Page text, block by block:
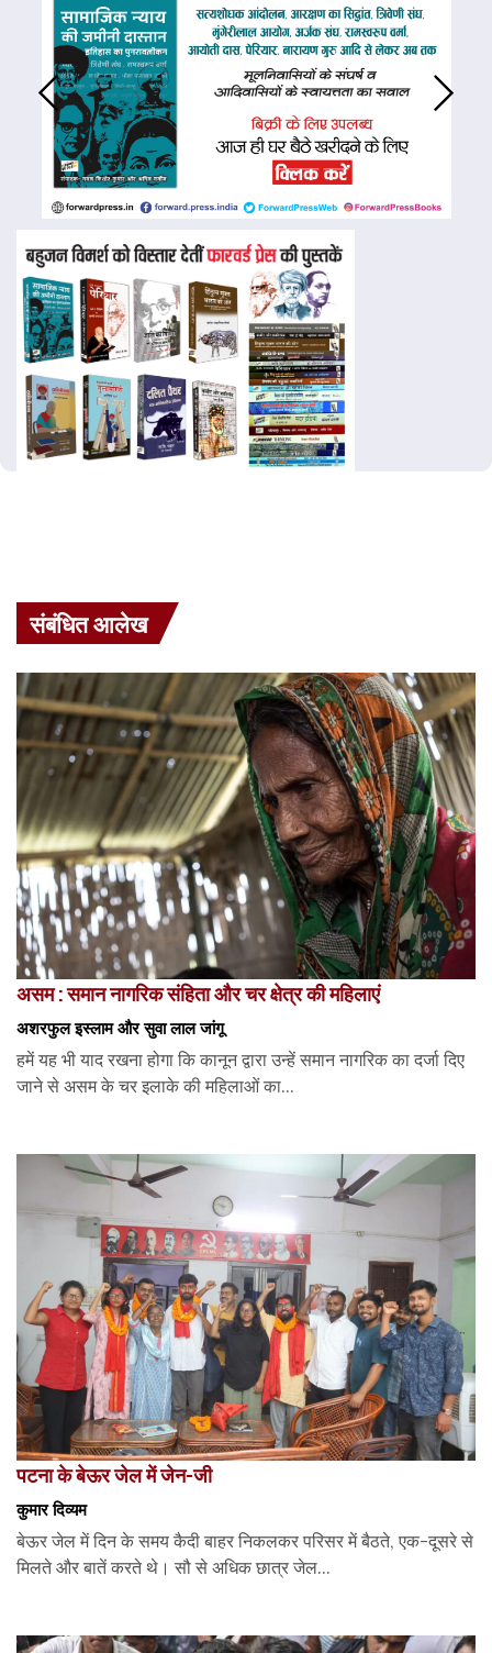
संबंधित आलेख
असम : समान नागरिक संहिता और चर क्षेत्र की महिलाएं
अशरफुल इस्लाम और सुवा लाल जांगू
हमें यह भी याद रखना होगा कि कानून द्वारा उन्हें समान नागरिक का दर्जा दिए
जाने से असम के चर इलाके की महिलाओं का...
पटना के बेऊर जेल में जेन-जी
कुमार दिव्यम
बेऊर जेल में दिन के समय कैदी बाहर निकलकर परिसर में बैठते, एक-दूसरे से
मिलते और बातें करते थे। सौ से अधिक छात्र जेल...